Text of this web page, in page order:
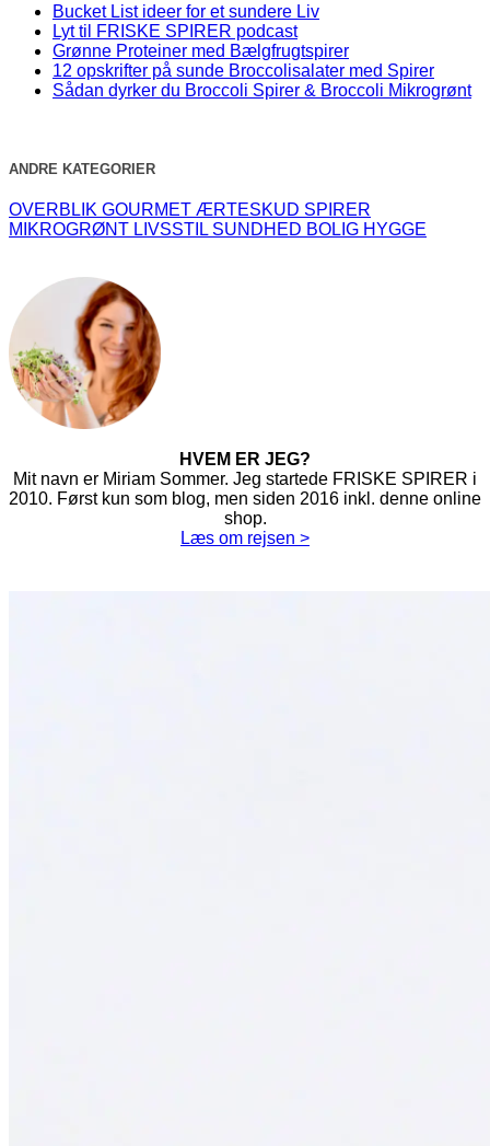
Bucket List ideer for et sundere Liv
Lyt til FRISKE SPIRER podcast
Grønne Proteiner med Bælgfrugtspirer
12 opskrifter på sunde Broccolisalater med Spirer
Sådan dyrker du Broccoli Spirer & Broccoli Mikrogrønt
ANDRE KATEGORIER
OVERBLIK GOURMET ÆRTESKUD SPIRER
MIKROGRØNT LIVSSTIL SUNDHED BOLIG HYGGE
HVEM ER JEG?
Mit navn er Miriam Sommer. Jeg startede FRISKE SPIRER i
2010. Først kun som blog, men siden 2016 inkl. denne online
shop.
Læs om rejsen >